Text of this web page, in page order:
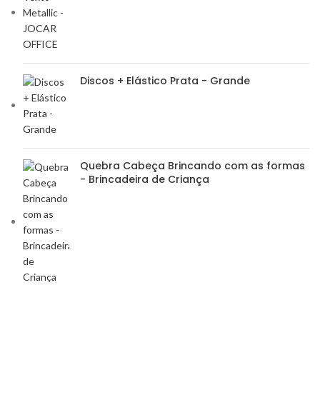
Discos + Elástico Prata - Grande
Quebra Cabeça Brincando com as formas
- Brincadeira de Criança